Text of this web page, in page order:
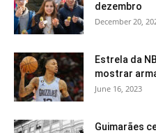
dezembro
December 20,
Estrela da
mostrar
June 16, 2023
Guimarães